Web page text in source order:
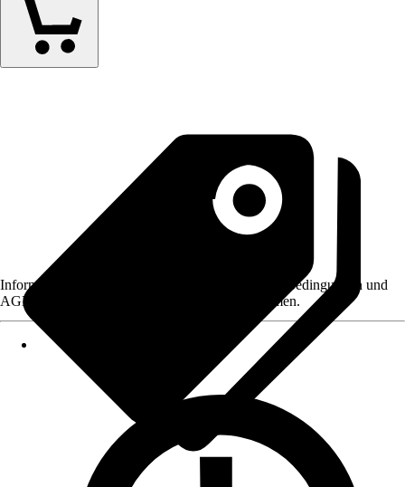
Informationen des Verkäufers, wie z. B. Rückgabebedingungen und
AGB, finden Sie bei Klick auf den Verkäufernamen.